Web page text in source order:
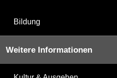
Bildung
Weitere Informationen